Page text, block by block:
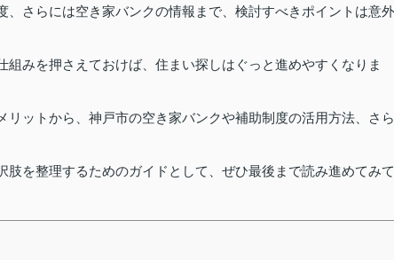
さらには空き家バンクの情報まで、検討すべきポイントは意外
みを押さえておけば、住まい探しはぐっと進めやすくなりま
ットから、神戸市の空き家バンクや補助制度の活用方法、さら
を整理するためのガイドとして、ぜひ最後まで読み進めてみて